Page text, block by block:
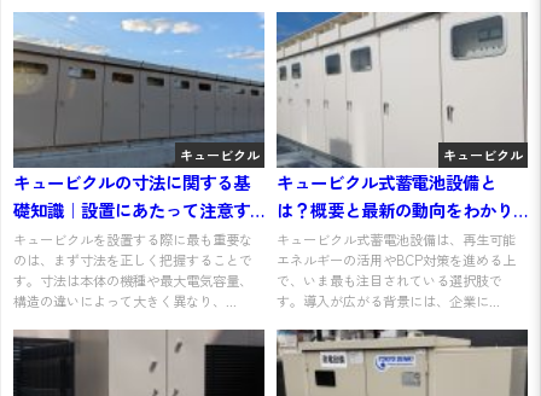
キュービクル
キュービクルの寸法に関する基
礎知識｜設置にあたって注意す
べきことを解説
キュービクルを設置する際に最も重要な
のは、まず寸法を正しく把握することで
す。寸法は本体の機種や最大電気容量、
構造の違いによって大きく異なり、...
キュービクル
キュービクル式蓄電池設備と
は？概要と最新の動向をわかり
やすく解説
キュービクル式蓄電池設備は、再生可能
エネルギーの活用やBCP対策を進める上
で、いま最も注目されている選択肢で
す。導入が広がる背景には、企業に...